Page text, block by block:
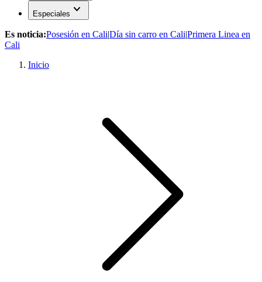
Especiales expand_more
Es noticia:Posesión en Cali|Día sin carro en Cali|Primera Linea en
Cali
Inicio